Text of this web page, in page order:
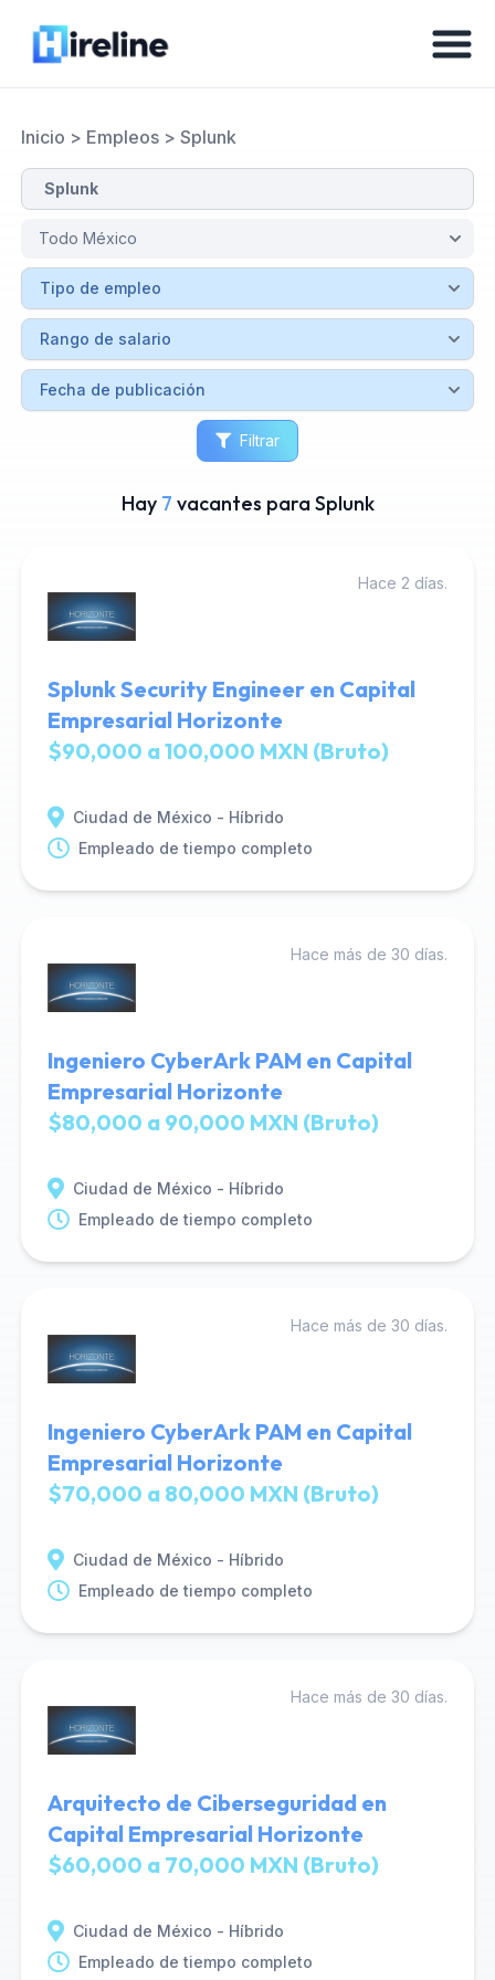
Inicio > Empleos> Splunk
Filtrar
Hay 7 vacantes para Splunk
Hace 2 días.
Splunk Security Engineer en Capital
Empresarial Horizonte
$90,000 a 100,000 MXN (Bruto)
Ciudad de México - Híbrido
Empleado de tiempo completo
Hace más de 30 días.
Ingeniero CyberArk PAM en Capital
Empresarial Horizonte
$80,000 a 90,000 MXN (Bruto)
Ciudad de México - Híbrido
Empleado de tiempo completo
Hace más de 30 días.
Ingeniero CyberArk PAM en Capital
Empresarial Horizonte
$70,000 a 80,000 MXN (Bruto)
Ciudad de México - Híbrido
Empleado de tiempo completo
Hace más de 30 días.
Arquitecto de Ciberseguridad en
Capital Empresarial Horizonte
$60,000 a 70,000 MXN (Bruto)
Ciudad de México - Híbrido
Empleado de tiempo completo